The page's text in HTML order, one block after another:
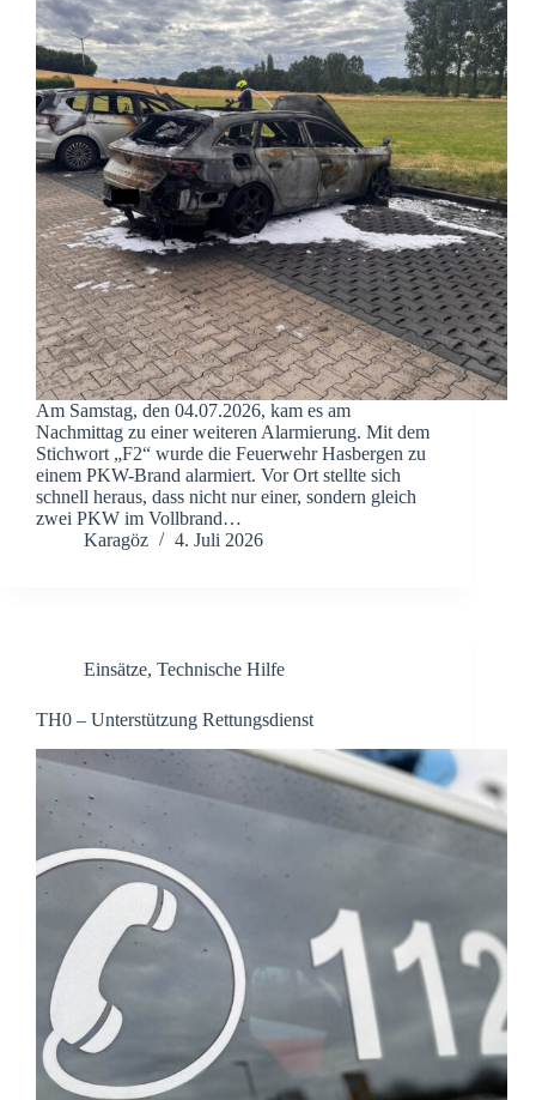
Am Samstag, den 04.07.2026, kam es am
Nachmittag zu einer weiteren Alarmierung. Mit dem
Stichwort „F2“ wurde die Feuerwehr Hasbergen zu
einem PKW-Brand alarmiert. Vor Ort stellte sich
schnell heraus, dass nicht nur einer, sondern gleich
zwei PKW im Vollbrand…
Karagöz
4. Juli 2026
Einsätze, Technische Hilfe
TH0 – Unterstützung Rettungsdienst